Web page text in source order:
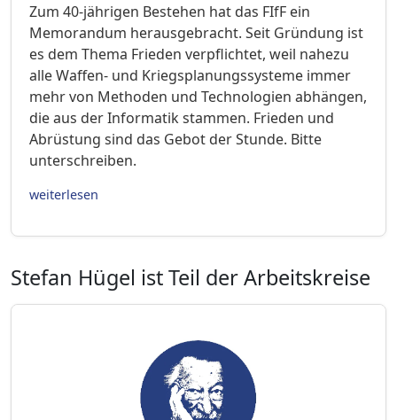
Zum 40-jährigen Bestehen hat das FIfF ein
Memorandum herausgebracht. Seit Gründung ist
es dem Thema Frieden verpflichtet, weil nahezu
alle Waffen- und Kriegsplanungssysteme immer
mehr von Methoden und Technologien abhängen,
die aus der Informatik stammen. Frieden und
Abrüstung sind das Gebot der Stunde. Bitte
unterschreiben.
weiterlesen
Stefan Hügel ist Teil der Arbeitskreise